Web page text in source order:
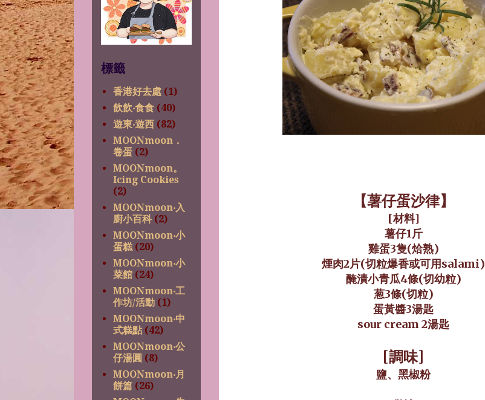
【薯仔蛋沙律】
[材料]
薯仔1斤
雞蛋3隻(烚熟)
煙肉2片(切粒爆香或可用salami)
醃漬小青瓜4條(切幼粒)
葱3條(切粒)
蛋黃醬3湯匙
sour cream 2湯匙
[調味]
鹽、黑椒粉
標籤
香港好去處 (1)
飲飲‧食食 (40)
遊東‧遊西 (82)
MOONmoon．
卷蛋 (2)
MOONmoon。
Icing Cookies
(2)
MOONmoon‧入
廚小百科 (2)
MOONmoon‧小
蛋糕 (20)
MOONmoon‧小
菜館 (24)
MOONmoon‧工
作坊/活動 (1)
MOONmoon‧中
式糕點 (42)
MOONmoon‧公
仔湯圓 (8)
MOONmoon‧月
餅篇 (26)